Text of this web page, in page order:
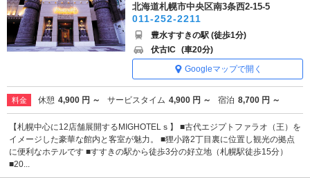
北海道札幌市中央区南3条西2-15-5
011-252-2211
豊水すすきの駅 (徒歩1分)
伏古IC (車20分)
Googleマップで開く
料金 休憩 4,900 円 ～ サービスタイム 4,900 円 ～ 宿泊 8,700 円 ～
【札幌中心に12店舗展開するMIGHOTELｓ】 ■古代エジプトファラオ（王）を
イメージした豪華な館内と客室が魅力。 ■狸小路2丁目裏に位置し観光の拠点
に便利なホテルです ■すすきの駅から徒歩3分の好立地（札幌駅徒歩15分）
■20...